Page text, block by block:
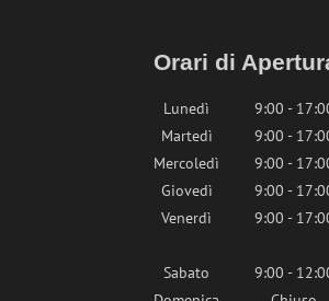
Orari di
Lunedì
9:00 -
Martedì
9:00 -
Mercoledì
9:00 -
Giovedì
9:00 -
Venerdì
9:00 -
Sabato
9:00 -